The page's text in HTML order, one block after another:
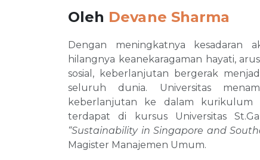
Oleh Devane Sharma
Dengan meningkatnya kesadaran
hilangnya keanekaragaman hayati,
sosial, keberlanjutan bergerak
seluruh dunia. Universitas
keberlanjutan ke dalam
terdapat di kursus Universitas
“Sustainability in Singapore and
Magister Manajemen Umum.